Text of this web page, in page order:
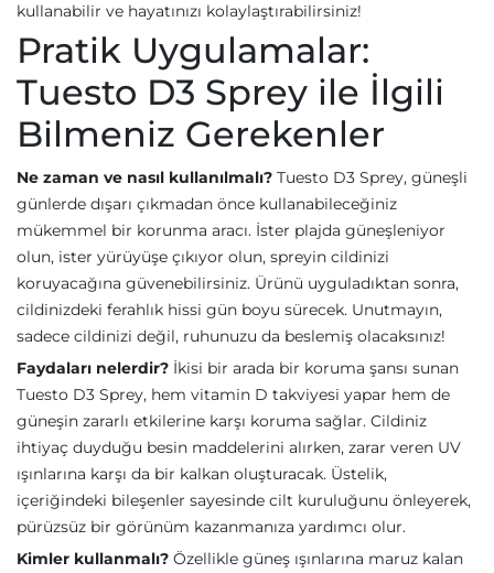
kullanabilir ve hayatınızı kolaylaştırabilirsiniz!
Pratik Uygulamalar:
Tuesto D3 Sprey ile İlgili
Bilmeniz Gerekenler
Ne zaman ve nasıl kullanılmalı? Tuesto D3 Sprey, güneşli
günlerde dışarı çıkmadan önce kullanabileceğiniz
mükemmel bir korunma aracı. İster plajda güneşleniyor
olun, ister yürüyüşe çıkıyor olun, spreyin cildinizi
koruyacağına güvenebilirsiniz. Ürünü uyguladıktan sonra,
cildinizdeki ferahlık hissi gün boyu sürecek. Unutmayın,
sadece cildinizi değil, ruhunuzu da beslemiş olacaksınız!
Faydaları nelerdir? İkisi bir arada bir koruma şansı sunan
Tuesto D3 Sprey, hem vitamin D takviyesi yapar hem de
güneşin zararlı etkilerine karşı koruma sağlar. Cildiniz
ihtiyaç duyduğu besin maddelerini alırken, zarar veren UV
ışınlarına karşı da bir kalkan oluşturacak. Üstelik,
içeriğindeki bileşenler sayesinde cilt kuruluğunu önleyerek,
pürüzsüz bir görünüm kazanmanıza yardımcı olur.
Kimler kullanmalı? Özellikle güneş ışınlarına maruz kalan